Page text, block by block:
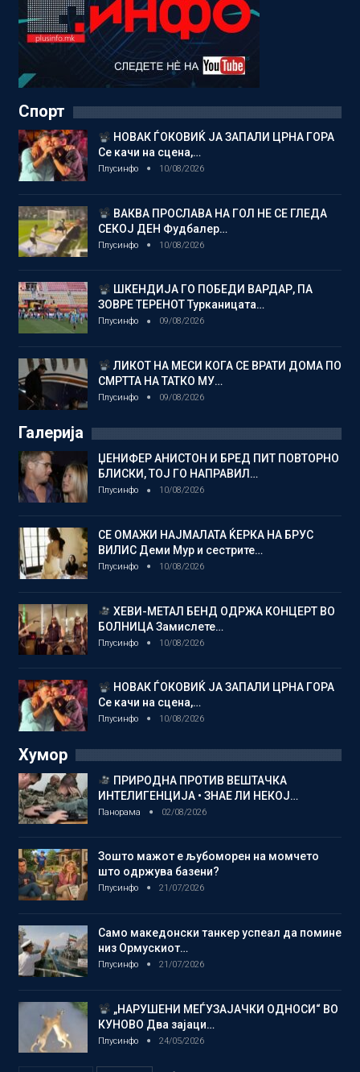
Спорт
НОВАК ЃОКОВИЌ ЈА ЗАПАЛИ ЦРНА ГОРА
Се качи на сцена,…
Плусинфо 10/08/2026
ВАКВА ПРОСЛАВА НА ГОЛ НЕ СЕ ГЛЕДА
СЕКОЈ ДЕН Фудбалер…
Плусинфо 10/08/2026
ШКЕНДИЈА ГО ПОБЕДИ ВАРДАР, ПА
ЗОВРЕ ТЕРЕНОТ Турканицата…
Плусинфо 09/08/2026
ЛИКОТ НА МЕСИ КОГА СЕ ВРАТИ ДОМА ПО
СМРТТА НА ТАТКО МУ…
Плусинфо 09/08/2026
Галерија
ЏЕНИФЕР АНИСТОН И БРЕД ПИТ ПОВТОРНО
БЛИСКИ, ТОЈ ГО НАПРАВИЛ…
Плусинфо 10/08/2026
СЕ ОМАЖИ НАЈМАЛАТА ЌЕРКА НА БРУС
ВИЛИС Деми Мур и сестрите…
Плусинфо 10/08/2026
ХЕВИ-МЕТАЛ БЕНД ОДРЖА КОНЦЕРТ ВО
БОЛНИЦА Замислете…
Плусинфо 10/08/2026
НОВАК ЃОКОВИЌ ЈА ЗАПАЛИ ЦРНА ГОРА
Се качи на сцена,…
Плусинфо 10/08/2026
Хумор
ПРИРОДНА ПРОТИВ ВЕШТАЧКА
ИНТЕЛИГЕНЦИЈА • ЗНАЕ ЛИ НЕКОЈ…
Панорама 02/08/2026
Зошто мажот е љубоморен на момчето
што одржува базени?
Плусинфо 21/07/2026
Само македонски танкер успеал да помине
низ Ормускиот…
Плусинфо 21/07/2026
„НАРУШЕНИ МЕЃУЗАЈАЧКИ ОДНОСИ“ ВО
КУНОВО Два зајаци…
Плусинфо 24/05/2026